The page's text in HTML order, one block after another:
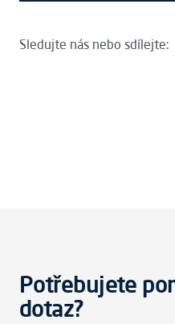
Sledujte nás nebo sdílejte:
Potřebujete
dotaz?